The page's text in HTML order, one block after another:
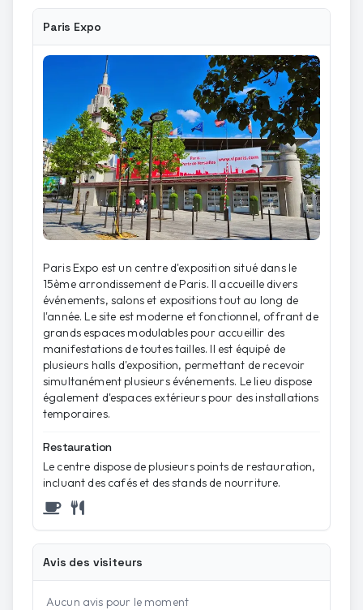
Paris Expo
Paris Expo est un centre d'exposition situé dans le
15ème arrondissement de Paris. Il accueille divers
événements, salons et expositions tout au long de
l'année. Le site est moderne et fonctionnel, offrant de
grands espaces modulables pour accueillir des
manifestations de toutes tailles. Il est équipé de
plusieurs halls d'exposition, permettant de recevoir
simultanément plusieurs événements. Le lieu dispose
également d'espaces extérieurs pour des installations
temporaires.
Restauration
Le centre dispose de plusieurs points de restauration,
incluant des cafés et des stands de nourriture.
Avis des visiteurs
Aucun avis pour le moment